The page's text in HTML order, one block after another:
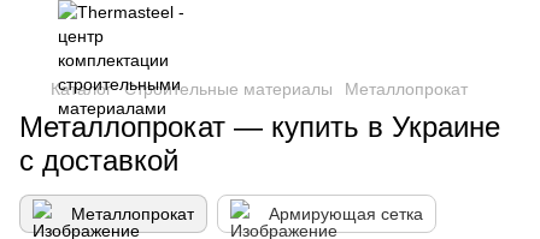
Каталог Строительные материалы Металлопрокат
Металлопрокат — купить в Украине
с доставкой
Металлопрокат Армирующая сетка